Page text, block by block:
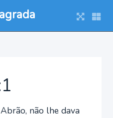
não lhe dava